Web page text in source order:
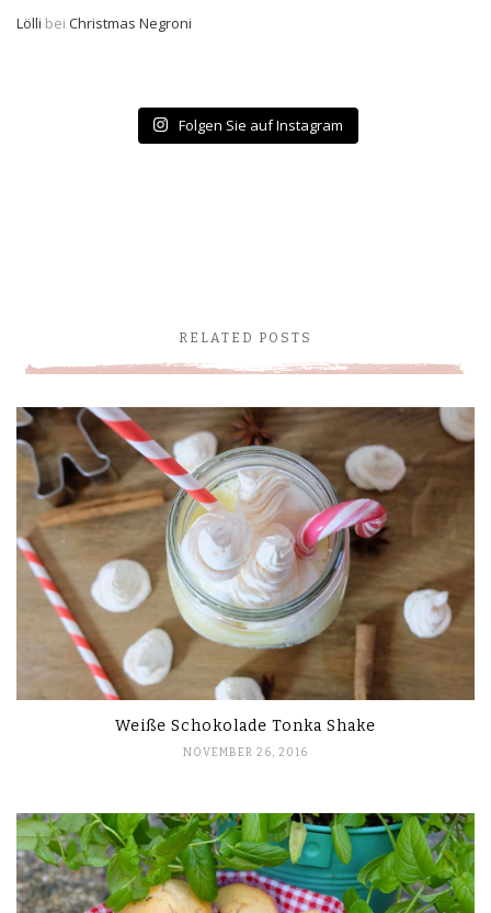
Lölli bei Christmas Negroni
Folgen Sie auf Instagram
RELATED POSTS
Weiße Schokolade Tonka Shake
NOVEMBER 26, 2016